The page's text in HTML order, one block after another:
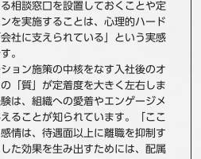
相談窓口を設置しておくことや定
を実施することは、心理的ハード
社に支えられている」という実感
。
ョン施策の中核をなす入社後のオ
「質」が定着度を大きく左右しま
は、組織への愛着やエンゲージメ
ることが知られています。「ここ
情は、待遇面以上に離職を抑制す
た効果を生み出すためには、配属